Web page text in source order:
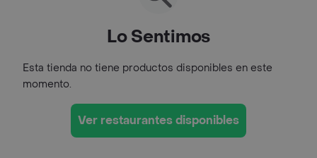
Lo Sentimos
Esta tienda no tiene productos disponibles en este
momento.
Ver restaurantes disponibles